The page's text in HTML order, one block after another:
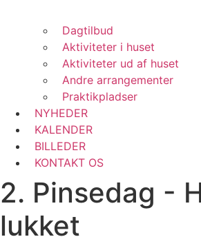
Dagtilbud
Aktiviteter i huset
Aktiviteter ud af huset
Andre arrangementer
Praktikpladser
NYHEDER
KALENDER
BILLEDER
KONTAKT OS
2. Pinsedag -
lukket